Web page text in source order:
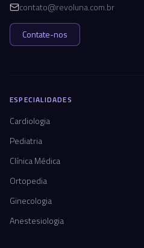
contato@revoluna.com.br
Contate-nos
ESPECIALIDADES
Cardiologia
Pediatria
Clínica Médica
Ortopedia
Ginecologia
Anestesiologia